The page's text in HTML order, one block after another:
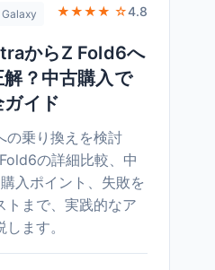
Galaxy ★★★★ ☆4.8
からZ Fold6へ
？中古購入で
イド
の乗り換えを検討
の詳細比較、中
入ポイント、失敗を
トまで、実践的なア
ます。